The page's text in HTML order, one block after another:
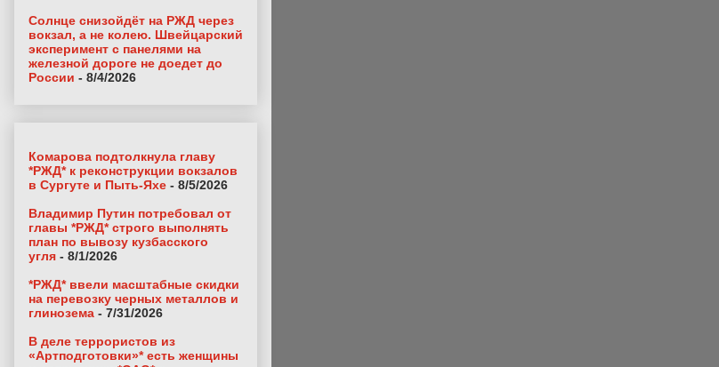
Солнце снизойдёт на РЖД через
вокзал, а не колею. Швейцарский
эксперимент с панелями на
железной дороге не доедет до
России - 8/4/2026
Комарова подтолкнула главу
*РЖД* к реконструкции вокзалов
в Сургуте и Пыть-Яхе - 8/5/2026
Владимир Путин потребовал от
главы *РЖД* строго выполнять
план по вывозу кузбасского
угля - 8/1/2026
*РЖД* ввели масштабные скидки
на перевозку черных металлов и
глинозема - 7/31/2026
В деле террористов из
«Артподготовки»* есть женщины